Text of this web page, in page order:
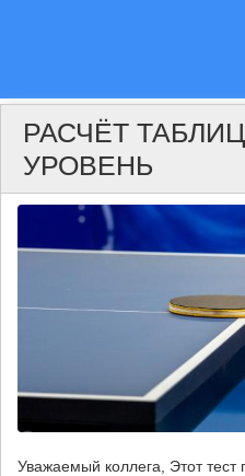
РАСЧЁТ
УРОВЕНЬ
Уважаемый коллега, Этот